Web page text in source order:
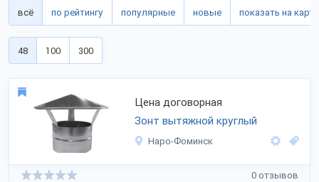
всё по рейтингу популярные новые показать на карте
48 100 300
Цена договорная
Зонт вытяжной круглый
Наро-Фоминск
0 отзывов